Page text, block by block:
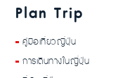
Plan Trip
คู่มือเที่ยวญี่ปุ่น
การเดินทางในญี่ปุ่น